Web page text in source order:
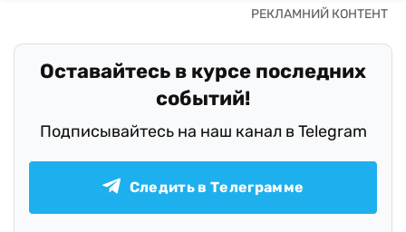
Оставайтесь в курсе последних
событий!
Подписывайтесь на наш канал в Telegram
Следить в Телеграмме